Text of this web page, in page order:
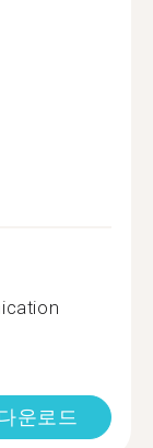
운로드